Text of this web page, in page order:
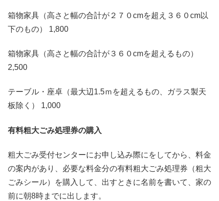
箱物家具（高さと幅の合計が２７０cmを超え３６０cm以
下のもの） 1,800
箱物家具（高さと幅の合計が３６０cmを超えるもの）
2,500
テーブル・座卓（最大辺1.5ｍを超えるもの、ガラス製天
板除く） 1,000
有料粗大ごみ処理券の購入
粗大ごみ受付センターにお申し込み際にをしてから、料金
の案内があり、必要な料金分の有料粗大ごみ処理券（粗大
ごみシール）を購入して、出すときに名前を書いて、家の
前に朝8時までに出します。